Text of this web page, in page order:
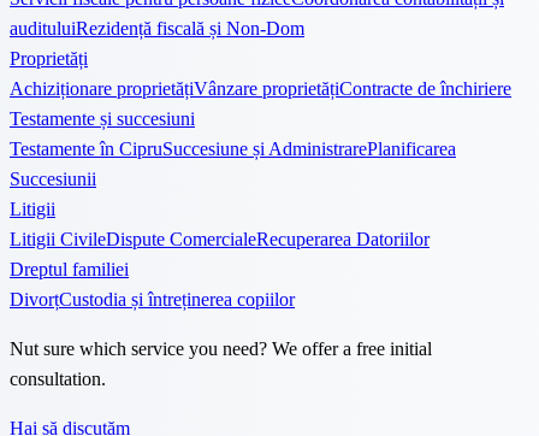
audituluiRezidență fiscală și Non-Dom
Proprietăți
Achiziționare proprietățiVânzare proprietățiContracte de închiriere
Testamente și succesiuni
Testamente în CipruSuccesiune și AdministrarePlanificarea
Succesiunii
Litigii
Litigii CivileDispute ComercialeRecuperarea Datoriilor
Dreptul familiei
DivorțCustodia și întreținerea copiilor
Nut sure which service you need? We offer a free initial
consultation.
Hai să discutăm